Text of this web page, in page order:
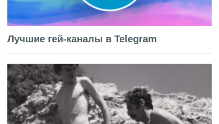
Лучшие гей-каналы в Telegram